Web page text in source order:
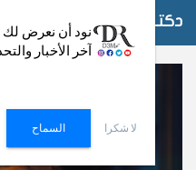
دكتور دعم
نود أن نعرض
آخر الأخبار
لا شكرا السماح